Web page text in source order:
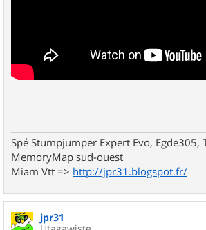
Spé Stumpjumper Expert Evo, Egde305,
MemoryMap sud-ouest
Miam Vtt => http://jpr31.blogspot.fr/
jpr31